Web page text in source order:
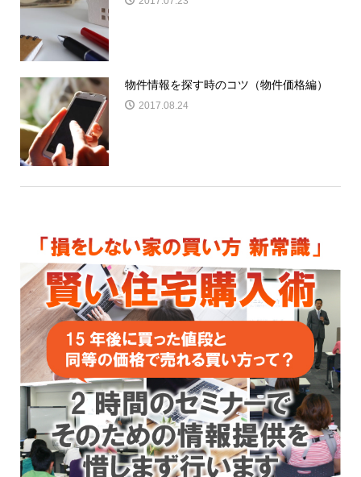
物件情報を探す時のコツ（物件価格編）
2017.08.24